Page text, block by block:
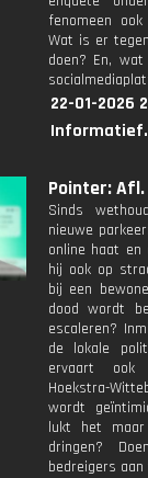
fenomeen
Wat is er
doen? En,
22-01-2026
Pointer: Afl.
Sinds
nieuwe
online haat en
hij ook op
bij een
dood wordt
escaleren?
de lokale
ervaart ook
Hoekstra-
wordt
lukt het
dringen?
bedreigers aan